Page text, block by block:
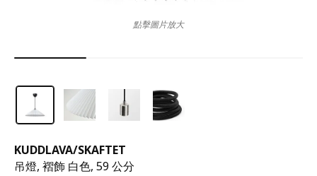
KUDDLAVA/SKAFTET
吊燈, 褶飾 白色, 59 公分
點擊圖片放大